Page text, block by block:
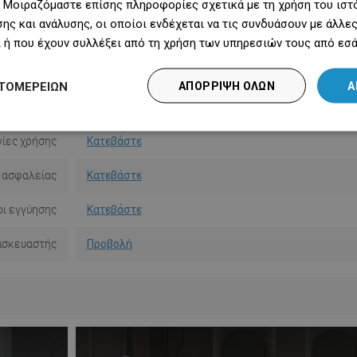
Σχήμα Τετράγωνο
Με πείρους
χρήσης Κατεβάστε
Κατεβάστε
εγγύησης Κατεβάστε
Προβολή
Μοιραζόμαστε επίσης πληροφορίες σχετικά με τη χρήση του
και ανάλυσης, οι οποίοι ενδέχεται να τις συνδυάσουν με
ή που έχουν συλλέξει από τη χρήση των υπηρεσιών τους από
ΑΠΌΡΡΙΨΗ ΌΛΩΝ